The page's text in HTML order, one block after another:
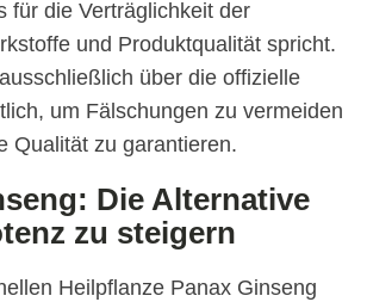
für die Verträglichkeit der
und Produktqualität spricht.
über die offizielle
um Fälschungen zu vermeiden
Qualität zu garantieren.
Die Alternative
zu steigern
Heilpflanze Panax Ginseng